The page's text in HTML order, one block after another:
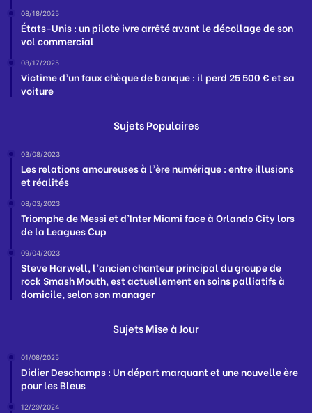
08/18/2025
États-Unis : un pilote ivre arrêté avant le décollage de son
vol commercial
08/17/2025
Victime d’un faux chèque de banque : il perd 25 500 € et sa
voiture
Sujets Populaires
03/08/2023
Les relations amoureuses à l’ère numérique : entre illusions
et réalités
08/03/2023
Triomphe de Messi et d’Inter Miami face à Orlando City lors
de la Leagues Cup
09/04/2023
Steve Harwell, l’ancien chanteur principal du groupe de
rock Smash Mouth, est actuellement en soins palliatifs à
domicile, selon son manager
Sujets Mise à Jour
01/08/2025
Didier Deschamps : Un départ marquant et une nouvelle ère
pour les Bleus
12/29/2024